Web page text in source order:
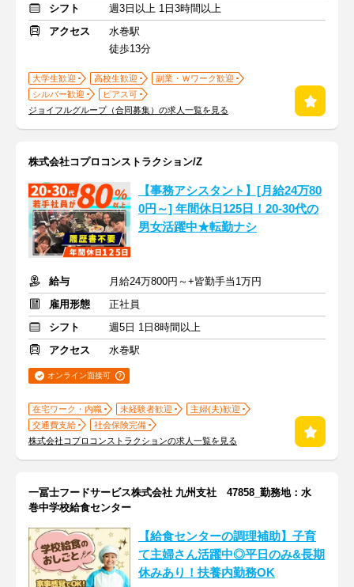
シフト
週3日以上 1日3時間以上
アクセス
水巻駅
徒歩13分
大学生歓迎 高校生歓迎
副業・Ｗワーク歓迎
シルバー歓迎
ピアス可
ジョイフルグループ（合同募集）の求人一覧を見る
株式会社コプロコンストラクション/Z
【事務アシスタント】[月給24万80
0円～] 年間休日125日！20-30代の
男女活躍中★転勤ナシ
給与
月給24万800円～+皆勤手当1万円
雇用形態
正社員
シフト
週5日 1日8時間以上
アクセス
水巻駅
オンライン面接可
在宅ワーク・内職 未経験者歓迎
主婦(夫)歓迎
交通費支給
社会保険完備
株式会社コプロコンストラクションの求人一覧を見る
一冨士フードサービス株式会社 九州支社 47858_勤務地：水
巻中学校給食センター
【給食センターの調理補助】子育
て主婦さん活躍中◎平日のみ&長期
休みあり！扶養内勤務OK